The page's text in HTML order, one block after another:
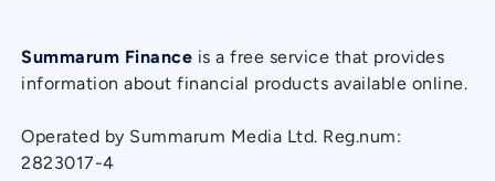
Summarum Finance is a free service that provides
information about financial products available online.
Operated by Summarum Media Ltd. Reg.num:
2823017-4